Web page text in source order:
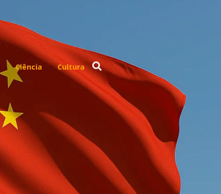
Ciência Cultura